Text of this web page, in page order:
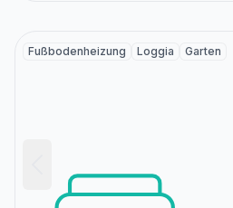
Fußbodenheizung Loggia Garten